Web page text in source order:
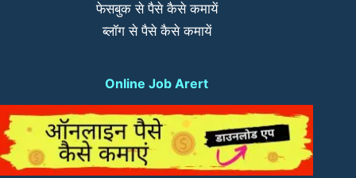
फेसबुक से पैसे कैसे कमायें
ब्लॉग से पैसे कैसे कमायें
Online Job Arert